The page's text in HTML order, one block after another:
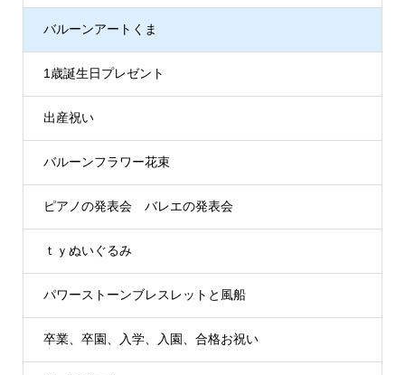
バルーンアートくま
1歳誕生日プレゼント
出産祝い
バルーンフラワー花束
ピアノの発表会 バレエの発表会
ｔｙぬいぐるみ
パワーストーンブレスレットと風船
卒業、卒園、入学、入園、合格お祝い